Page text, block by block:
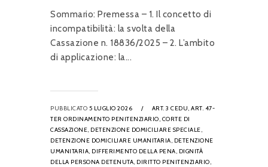
Sommario: Premessa – 1. Il concetto di
incompatibilità: la svolta della
Cassazione n. 18836/2025 – 2. L’ambito
di applicazione: la...
PUBBLICATO 5 LUGLIO 2026 / ART. 3 CEDU, ART. 47-
TER ORDINAMENTO PENITENZIARIO, CORTE DI
CASSAZIONE, DETENZIONE DOMICILIARE SPECIALE,
DETENZIONE DOMICILIARE UMANITARIA, DETENZIONE
UMANITARIA, DIFFERIMENTO DELLA PENA, DIGNITÀ
DELLA PERSONA DETENUTA, DIRITTO PENITENZIARIO,